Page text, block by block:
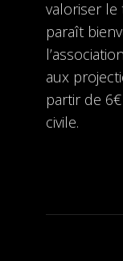
valoriser le
paraît
aux
partir de
civile.